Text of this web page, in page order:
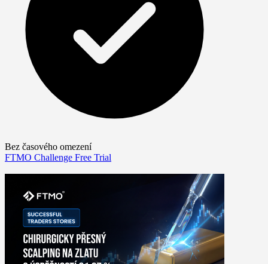
Bez časového omezení
FTMO Challenge Free Trial